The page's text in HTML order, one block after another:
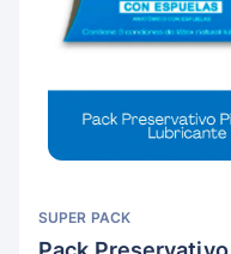
SUPER PACK